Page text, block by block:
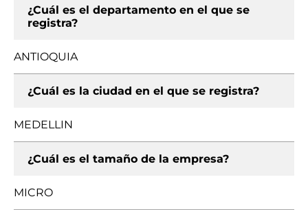
¿Cuál es el departamento en el que se
registra?
ANTIOQUIA
¿Cuál es la ciudad en el que se registra?
MEDELLIN
¿Cuál es el tamaño de la empresa?
MICRO